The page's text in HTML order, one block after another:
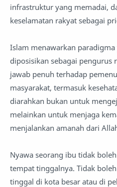
infrastruktur yang memadai,
keselamatan rakyat sebagai
Islam menawarkan
diposisikan sebagai pengurus
jawab penuh terhadap
masyarakat, termasuk
diarahkan bukan untuk
melainkan untuk menjaga
menjalankan amanah dari
Nyawa seorang ibu tidak
tempat tinggalnya. Tidak
tinggal di kota besar atau di